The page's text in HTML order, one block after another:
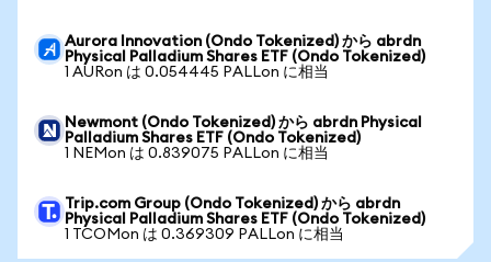
Aurora Innovation (Ondo Tokenized) から abrdn
Physical Palladium Shares ETF (Ondo Tokenized)
1 AURon は 0.054445 PALLon に相当
Newmont (Ondo Tokenized) から abrdn Physical
Palladium Shares ETF (Ondo Tokenized)
1 NEMon は 0.839075 PALLon に相当
Trip.com Group (Ondo Tokenized) から abrdn
Physical Palladium Shares ETF (Ondo Tokenized)
1 TCOMon は 0.369309 PALLon に相当